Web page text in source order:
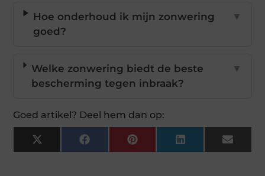
Hoe onderhoud ik mijn zonwering
goed?
▼
Welke zonwering biedt de beste
bescherming tegen inbraak?
▼
Goed artikel? Deel hem dan op:
X
(Twitter)
FacebookPinterestLinkedInEmail